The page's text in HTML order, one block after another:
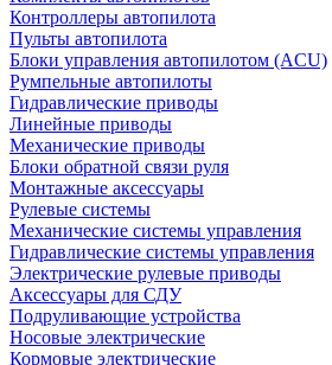
Контроллеры автопилота
Пульты автопилота
Блоки управления автопилотом (ACU)
Румпельные автопилоты
Гидравлические приводы
Линейные приводы
Механические приводы
Блоки обратной связи руля
Монтажные аксессуары
Рулевые системы
Механические системы управления
Гидравлические системы управления
Электрические рулевые приводы
Аксессуары для СДУ
Подруливающие устройства
Носовые электрические
Кормовые электрические